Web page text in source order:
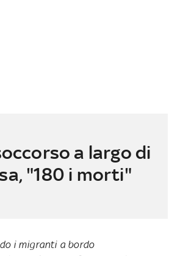
a largo di
"180 i morti"
i migranti a bordo